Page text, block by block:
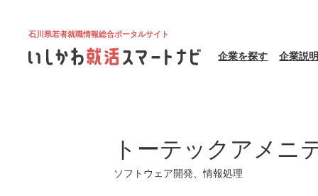
石川県若者就職情報総合ポータルサイト
企業を探す 企業説
トーテックアメニ
ソフトウェア開発、情報処理